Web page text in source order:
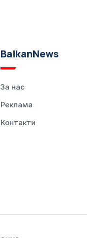
BalkanNews
За нас
Реклама
Контакти